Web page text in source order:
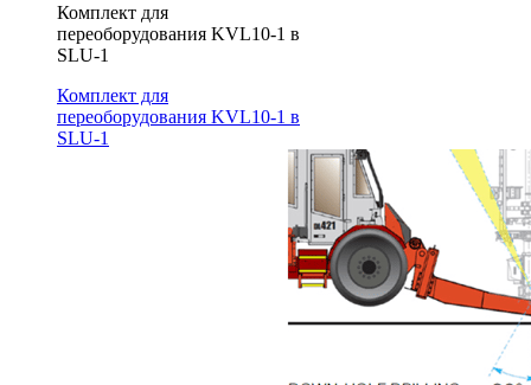
Комплект для
переоборудования KVL10-1 в
SLU-1
Комплект для
переоборудования KVL10-1 в
SLU-1